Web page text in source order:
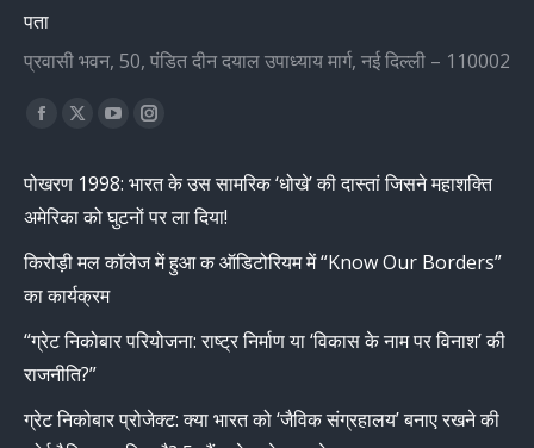
पता
प्रवासी भवन, 50, पंडित दीन दयाल उपाध्याय मार्ग, नई दिल्ली – 110002
Find us on:
Facebook
opens
in
new
window
X
opens
in
new
window
YouTube
opens
in
new
window
Instagram
opens
in
new
window
पोखरण 1998: भारत के उस सामरिक ‘धोखे’ की दास्तां जिसने महाशक्ति
अमेरिका को घुटनों पर ला दिया!
किरोड़ी मल कॉलेज में हुआ क ऑडिटोरियम में “Know Our Borders”
का कार्यक्रम
“ग्रेट निकोबार परियोजना: राष्ट्र निर्माण या ‘विकास के नाम पर विनाश’ की
राजनीति?”
ग्रेट निकोबार प्रोजेक्ट: क्या भारत को ‘जैविक संग्रहालय’ बनाए रखने की